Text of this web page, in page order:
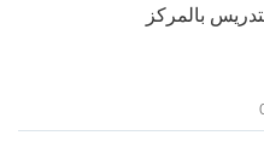
بالمركز